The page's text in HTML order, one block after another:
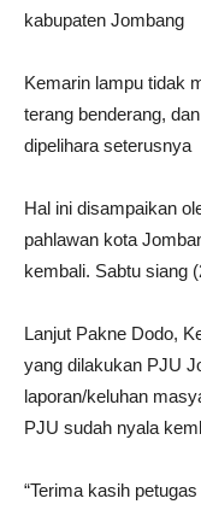
kabupaten Jombang
Kemarin lampu tidak
terang benderang,
dipelihara seterusnya
Hal ini disampaikan
pahlawan kota
kembali. Sabtu siang
Lanjut Pakne Dodo,
yang dilakukan PJU
laporan/keluhan
PJU sudah nyala
“Terima kasih